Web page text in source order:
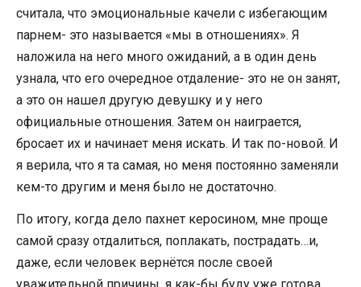
считала, что эмоциональные качели с избегающим
парнем- это называется «мы в отношениях». Я
наложила на него много ожиданий, а в один день
узнала, что его очередное отдаление- это не он занят,
а это он нашел другую девушку и у него
официальные отношения. Затем он наиграется,
бросает их и начинает меня искать. И так по-новой. И
я верила, что я та самая, но меня постоянно заменяли
кем-то другим и меня было не достаточно.
По итогу, когда дело пахнет керосином, мне проще
самой сразу отдалиться, поплакать, пострадать…и,
даже, если человек вернётся после своей